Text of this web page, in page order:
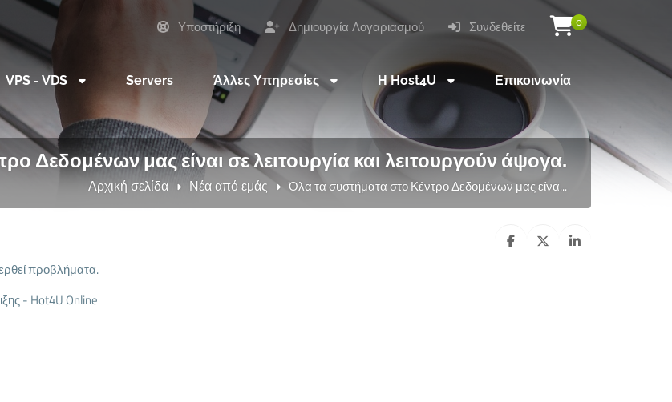
0
Συνδεθείτε
Δημιουργία Λογαριασμού
Υποστήριξη
VPS - VDS Servers Άλλες Υπηρεσίες Η Host4U Επικοινωνία
Δεδομένων μας είναι σε λειτουργία και λειτουργούν άψογα.
Αρχική σελίδα Νέα από εμάς Όλα τα συστήματα στο Κέντρο Δεδομένων μας είνα...
προβλήματα.
- Hot4U Online